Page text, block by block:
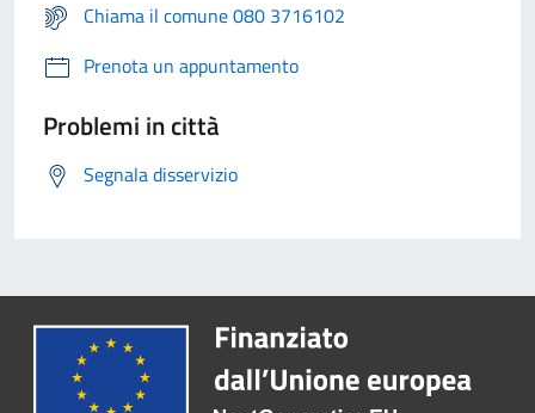
Chiama il comune 080 3716102
Prenota un appuntamento
Problemi in città
Segnala disservizio